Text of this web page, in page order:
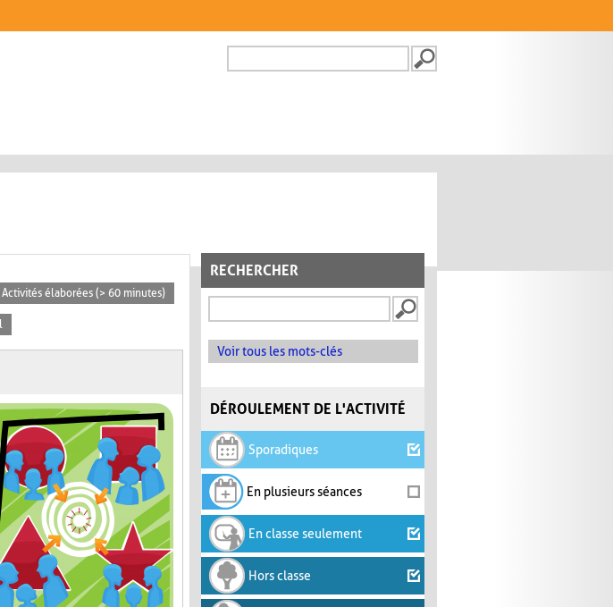
FORMULAIRE DE
RECHERCHER
Voir tous les mots-clés
DÉROULEMENT DE L'ACTIVITÉ
Sporadiques
En plusieurs séances
En classe seulement
Hors classe
Activités élaborées (> 60 minutes)